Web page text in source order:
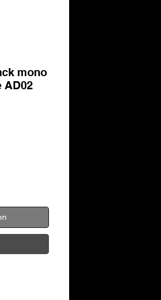
mono
AD02